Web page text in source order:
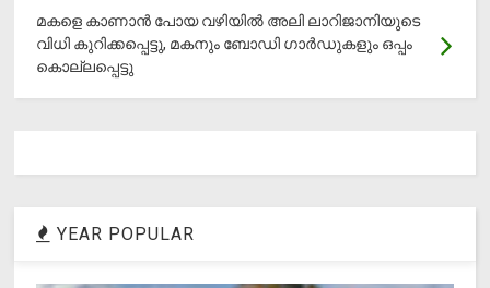
മകളെ കാണാന്‍ പോയ വഴിയില്‍ അലി ലാറിജാനിയുടെ
വിധി കുറിക്കപ്പെട്ടു, മകനും ബോഡി ഗാര്‍ഡുകളും ഒപ്പം
കൊല്ലപ്പെട്ടു
YEAR POPULAR